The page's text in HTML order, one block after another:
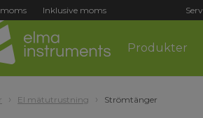
moms Inklusive moms
Produkter
El mätutrustning Strömtänger